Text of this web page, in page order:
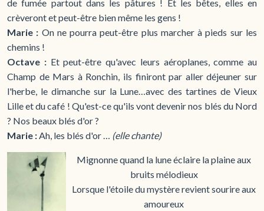
de fumée partout dans les pâtures ! Et les bêtes, elles en
crèveront et peut-être bien même les gens !
Marie : On ne pourra peut-être plus marcher à pieds sur les
chemins !
Octave :Et peut-être qu'avec leurs aéroplanes, comme au
Champ de Mars à Ronchin, ils finiront par aller déjeuner sur
l'herbe, le dimanche sur la Lune…avec des tartines de Vieux
Lille et du café ! Qu'est-ce qu'ils vont devenir nos blés du Nord
? Nos beaux blés d'or ?
Marie :Ah, les blés d'or … (elle chante)
Mignonne quand la lune éclaire la plaine aux
bruits mélodieux
Lorsque l'étoile du mystère revient sourire aux
amoureux